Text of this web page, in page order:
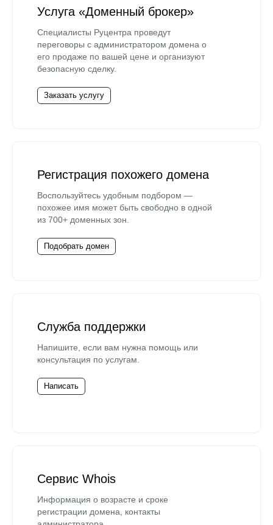
Услуга «Доменный брокер»
Специалисты Руцентра проведут
переговоры с администратором домена о
его продаже по вашей цене и организуют
безопасную сделку.
Заказать услугу
Регистрация похожего домена
Воспользуйтесь удобным подбором —
похожее имя может быть свободно в одной
из 700+ доменных зон.
Подобрать домен
Служба поддержки
Напишите, если вам нужна помощь или
консультация по услугам.
Написать
Сервис Whois
Информация о возрасте и сроке
регистрации домена, контакты